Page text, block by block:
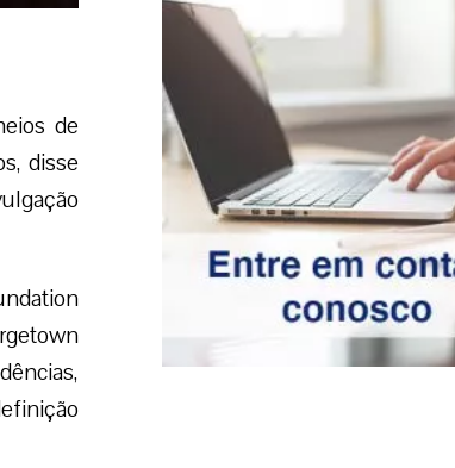
de
disse